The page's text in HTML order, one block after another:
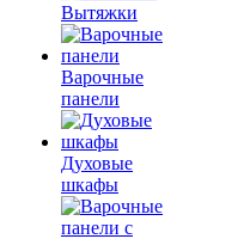
Вытяжки
Варочные
панели
Духовые
шкафы